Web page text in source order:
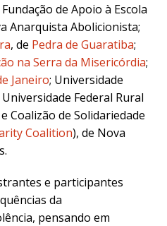
Fundação de Apoio à Escola
Anarquista Abolicionista;
, de Pedra de Guaratiba;
na Serra da Misericórdia;
Janeiro; Universidade
Universidade Federal Rural
e Coalizão de Solidariedade
Coalition), de Nova
.
e participantes
da
pensando em